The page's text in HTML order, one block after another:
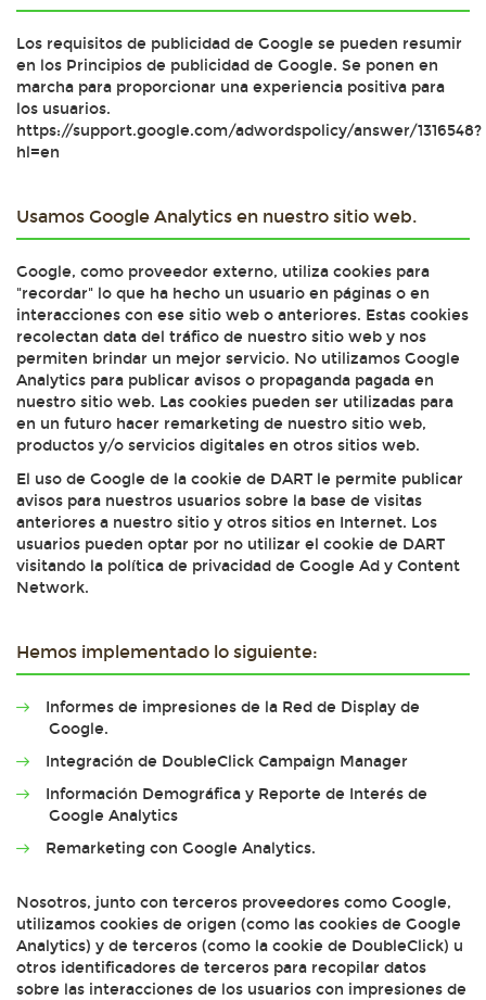
Los requisitos de publicidad de Google se pueden resumir
en los Principios de publicidad de Google. Se ponen en
marcha para proporcionar una experiencia positiva para
los usuarios.
https://support.google.com/adwordspolicy/answer/1316548?
hl=en
Usamos Google Analytics en nuestro sitio web.
Google, como proveedor externo, utiliza cookies para
"recordar" lo que ha hecho un usuario en páginas o en
interacciones con ese sitio web o anteriores. Estas cookies
recolectan data del tráfico de nuestro sitio web y nos
permiten brindar un mejor servicio. No utilizamos Google
Analytics para publicar avisos o propaganda pagada en
nuestro sitio web. Las cookies pueden ser utilizadas para
en un futuro hacer remarketing de nuestro sitio web,
productos y/o servicios digitales en otros sitios web.
El uso de Google de la cookie de DART le permite publicar
avisos para nuestros usuarios sobre la base de visitas
anteriores a nuestro sitio y otros sitios en Internet. Los
usuarios pueden optar por no utilizar el cookie de DART
visitando la política de privacidad de Google Ad y Content
Network.
Hemos implementado lo siguiente:
Informes de impresiones de la Red de Display de
Google.
Integración de DoubleClick Campaign Manager
Información Demográfica y Reporte de Interés de
Google Analytics
Remarketing con Google Analytics.
Nosotros, junto con terceros proveedores como Google,
utilizamos cookies de origen (como las cookies de Google
Analytics) y de terceros (como la cookie de DoubleClick) u
otros identificadores de terceros para recopilar datos
sobre las interacciones de los usuarios con impresiones de